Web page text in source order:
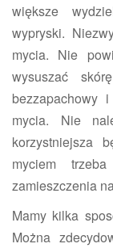
większe
wypryski.
mycia. Nie
wysuszać
bezzapachowy
mycia. Nie
korzystniejsza
myciem
zamieszczenia
Mamy kilka
Można